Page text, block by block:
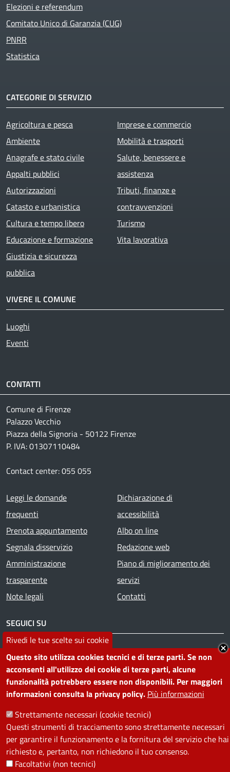
Rivedi le tue scelte sui cookie
Questo sito utilizza cookies tecnici e di terze parti. Se non
acconsenti all'utilizzo dei cookie di terze parti, alcune
funzionalità potrebbero essere non disponibili. Per maggiori
informazioni consulta la privacy policy. Più informazioni
Strettamente necessari (cookie tecnici)
Questi strumenti di tracciamento sono strettamente necessari
per garantire il funzionamento e la fornitura del servizio che hai
richiesto e, pertanto, non richiedono il tuo consenso.
Facoltativi (non tecnici)
Elezioni e referendum
Comitato Unico di Garanzia (CUG)
PNRR
Statistica
CATEGORIE DI SERVIZIO
Agricoltura e pesca
Ambiente
Anagrafe e stato civile
Appalti pubblici
Autorizzazioni
Catasto e urbanistica
Cultura e tempo libero
Educazione e formazione
Giustizia e sicurezza
pubblica
Imprese e commercio
Mobilità e trasporti
Salute, benessere e
assistenza
Tributi, finanze e
contravvenzioni
Turismo
Vita lavorativa
VIVERE IL COMUNE
Luoghi
Eventi
CONTATTI
Comune di Firenze
Palazzo Vecchio
Piazza della Signoria - 50122 Firenze
P. IVA: 01307110484
Contact center: 055 055
Footer menu
Leggi le domande
frequenti
Prenota appuntamento
Segnala disservizio
Amministrazione
trasparente
Note legali
Dichiarazione di
accessibilità
Albo on line
Redazione web
Piano di miglioramento dei
servizi
Contatti
SEGUICI SU
Linkedin
PRIVACY
Useful links section
La Privacy nel Comune
PRIVACY